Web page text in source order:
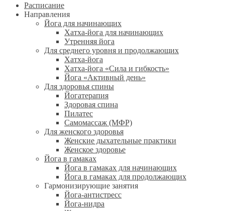
Расписание
Направления
Йога для начинающих
Хатха-йога для начинающих
Утренняя йога
Для среднего уровня и продолжающих
Хатха-йога
Хатха-йога «Сила и гибкость»
Йога «Активный день»
Для здоровья спины
Йогатерапия
Здоровая спина
Пилатес
Самомассаж (МФР)
Для женского здоровья
Женские дыхательные практики
Женское здоровье
Йога в гамаках
Йога в гамаках для начинающих
Йога в гамаках для продолжающих
Гармонизирующие занятия
Йога-антистресс
Йога-нидра